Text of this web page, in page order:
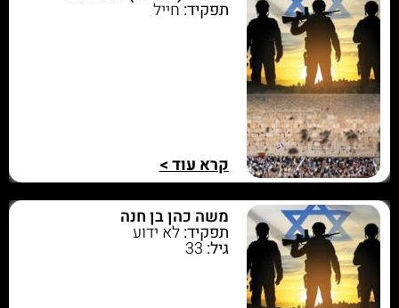
תפקיד: חייל
קרא עוד >
משה כהן בן חנה
תפקיד:לא ידוע
גיל:33